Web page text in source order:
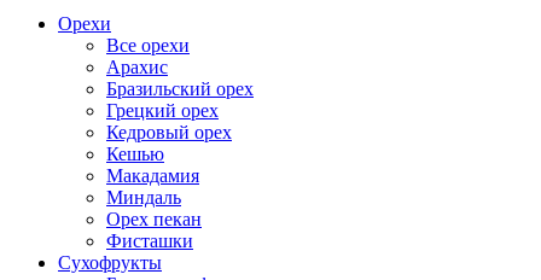
Орехи
Все орехи
Арахис
Бразильский орех
Грецкий орех
Кедровый орех
Кешью
Макадамия
Миндаль
Орех пекан
Фисташки
Сухофрукты